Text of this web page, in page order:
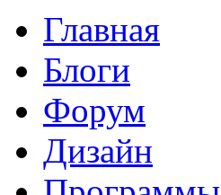
Главная
Блоги
Форум
Дизайн